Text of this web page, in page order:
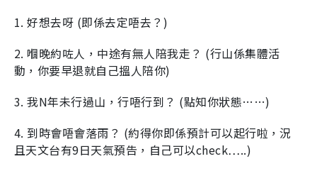
1. 好想去呀 (即係去定唔去？)
2. 嗰晚約咗人，中途有無人陪我走？ (行山係集體活
動，你要早退就自己搵人陪你)
3. 我N年未行過山，行唔行到？ (點知你狀態……)
4. 到時會唔會落雨？ (約得你即係預計可以起行啦，況
且天文台有9日天氣預告，自己可以check…..)